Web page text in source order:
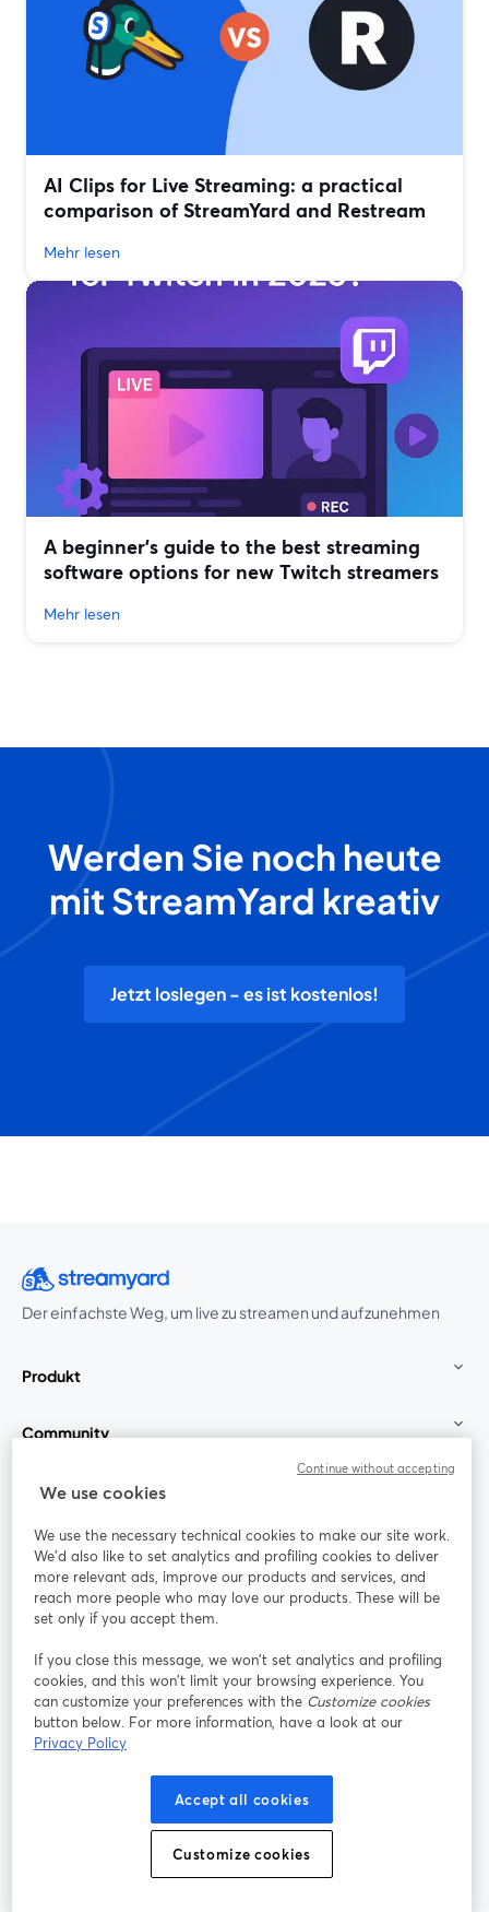
AI Clips for Live Streaming: a practical
comparison of StreamYard and Restream
Mehr lesen
A beginner’s guide to the best streaming
software options for new Twitch streamers
Mehr lesen
Werden Sie noch heute
mit StreamYard kreativ
Jetzt loslegen - es ist kostenlos!
Der einfachste Weg, um live zu streamen und aufzunehmen
Produkt
Community
StreamYard für
Mitmachen
Webinar Facebook
wird in einem neuen Tab geöffnet
X (Twitter)
wird in einem neuen Tab geöffnet
Nutzungsbedingungen
wird in einem neuen Tab geöffnet
Datenschutzrichtlinie
wird in einem neuen Tab geöffnet
Cookie-Richtlinie
Cookie-Einstellungen Hilfe-Center
We use cookies
We use the necessary technical cookies to make our site work.
We'd also like to set analytics and profiling cookies to deliver
more relevant ads, improve our products and services, and
reach more people who may love our products. These will be
set only if you accept them.
If you close this message, we won’t set analytics and profiling
cookies, and this won’t limit your browsing experience. You
can customize your preferences with the Customize cookies
button below. For more information, have a look at our
Privacy Policy
Accept all cookies
Customize cookies
Continue without accepting